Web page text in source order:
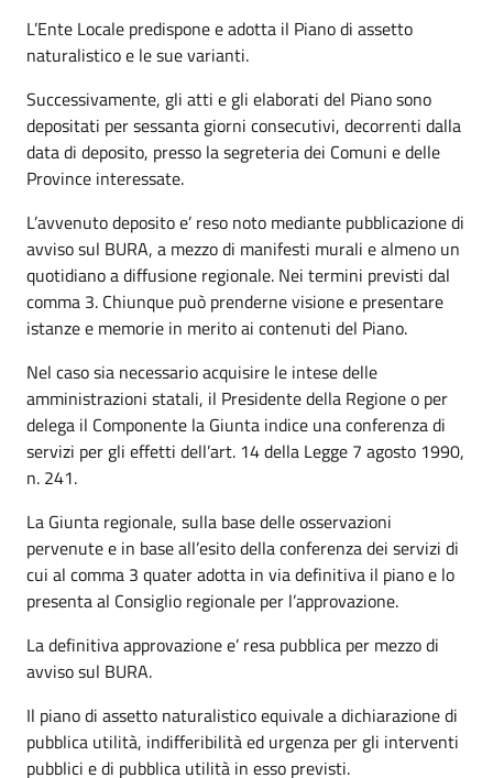
L’Ente Locale predispone e adotta il Piano di assetto
naturalistico e le sue varianti.
Successivamente, gli atti e gli elaborati del Piano sono
depositati per sessanta giorni consecutivi, decorrenti dalla
data di deposito, presso la segreteria dei Comuni e delle
Province interessate.
L’avvenuto deposito e’ reso noto mediante pubblicazione di
avviso sul BURA, a mezzo di manifesti murali e almeno un
quotidiano a diffusione regionale. Nei termini previsti dal
comma 3. Chiunque può prenderne visione e presentare
istanze e memorie in merito ai contenuti del Piano.
Nel caso sia necessario acquisire le intese delle
amministrazioni statali, il Presidente della Regione o per
delega il Componente la Giunta indice una conferenza di
servizi per gli effetti dell’art. 14 della Legge 7 agosto 1990,
n. 241.
La Giunta regionale, sulla base delle osservazioni
pervenute e in base all’esito della conferenza dei servizi di
cui al comma 3 quater adotta in via definitiva il piano e lo
presenta al Consiglio regionale per l’approvazione.
La definitiva approvazione e’ resa pubblica per mezzo di
avviso sul BURA.
Il piano di assetto naturalistico equivale a dichiarazione di
pubblica utilità, indifferibilità ed urgenza per gli interventi
pubblici e di pubblica utilità in esso previsti.